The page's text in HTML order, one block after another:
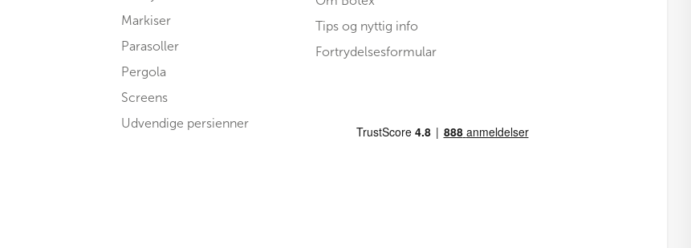
Markiser
Parasoller
Pergola
Screens
Udvendige persienner
Tips og nyttig info
Fortrydelsesformular